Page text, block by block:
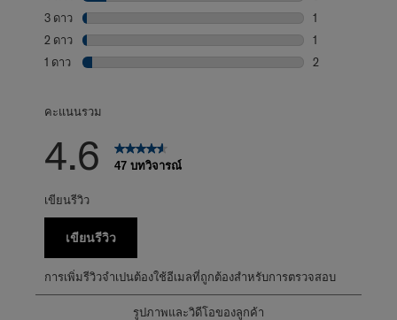
บทวิจารณ์5 บท
3 ดาว ดาว
1
บทวิจารณ์1 บทที่
2 ดาว ดาว
1
บทวิจารณ์1 บทที่
1 ดาว ดาว
2
คะแนนรวม
4.6 47 บทวิจารณ์
เขียนรีวิว
เขียนรีวิว
การเพิ่มรีวิวจำเปนต้องใช้อีเมลที่ถูกต้องสำหรับการตรวจสอบ
รูปภาพและวิดีโอของลูกค้า